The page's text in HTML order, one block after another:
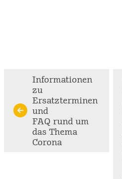
Continue
Reading
Informationen
zu
Ersatzterminen
und
FAQ rund um
das Thema
Corona